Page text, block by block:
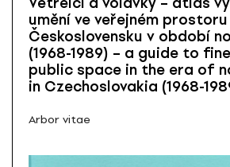
umění ve veřejném
Československu v období
(1968-1989) – a guide to
public space in the era of
in Czechoslovakia (1968-
Arbor vitae